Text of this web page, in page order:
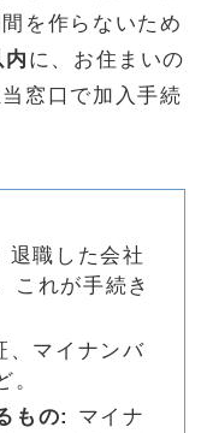
を作らないため
に、お住まいの
窓口で加入手続
退職した会社
これが手続き
、マイナンバ
。
もの:
マイナ